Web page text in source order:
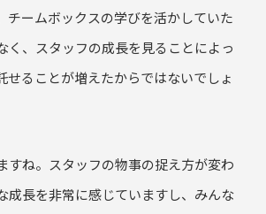
チームボックスの学びを活かしていた
く、スタッフの成長を見ることによっ
せることが増えたからではないでしょ
すね。スタッフの物事の捉え方が変わ
成長を非常に感じていますし、みんな